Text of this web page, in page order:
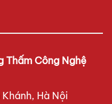
Thấm Công Nghệ
Hà Nội